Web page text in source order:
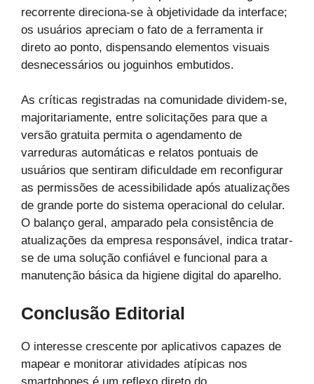
recorrente direciona-se à objetividade da interface;
os usuários apreciam o fato de a ferramenta ir
direto ao ponto, dispensando elementos visuais
desnecessários ou joguinhos embutidos.
As críticas registradas na comunidade dividem-se,
majoritariamente, entre solicitações para que a
versão gratuita permita o agendamento de
varreduras automáticas e relatos pontuais de
usuários que sentiram dificuldade em reconfigurar
as permissões de acessibilidade após atualizações
de grande porte do sistema operacional do celular.
O balanço geral, amparado pela consistência de
atualizações da empresa responsável, indica tratar-
se de uma solução confiável e funcional para a
manutenção básica da higiene digital do aparelho.
Conclusão Editorial
O interesse crescente por aplicativos capazes de
mapear e monitorar atividades atípicas nos
smartphones é um reflexo direto do